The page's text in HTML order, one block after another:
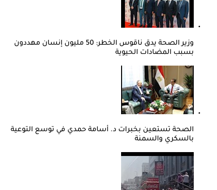
وزير الصحة يدق ناقوس الخطر: 50 مليون إنسان مهددون
بسبب المضادات الحيوية
الصحة تستعين بخبرات د. أسامة حمدي في توسع التوعية
بالسكري والسمنة